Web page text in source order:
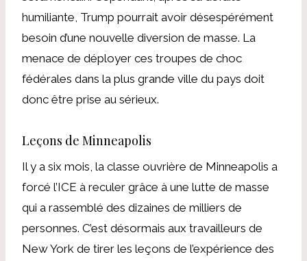
humiliante, Trump pourrait avoir désespérément
besoin d’une nouvelle diversion de masse. La
menace de déployer ces troupes de choc
fédérales dans la plus grande ville du pays doit
donc être prise au sérieux.
Leçons de Minneapolis
Il y a six mois, la classe ouvrière de Minneapolis a
forcé l’ICE à reculer grâce à une lutte de masse
qui a rassemblé des dizaines de milliers de
personnes. C’est désormais aux travailleurs de
New York de tirer les leçons de l’expérience des